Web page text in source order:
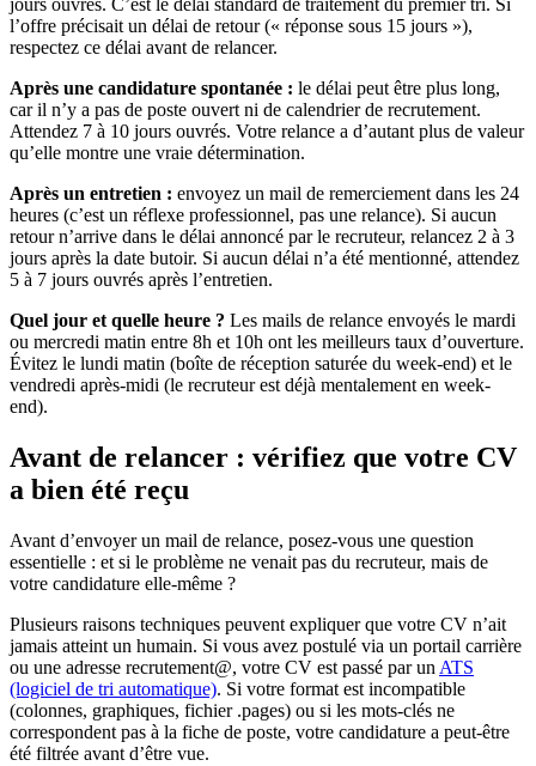
jours ouvrés. C’est le délai standard de traitement du premier tri. Si
l’offre précisait un délai de retour (« réponse sous 15 jours »),
respectez ce délai avant de relancer.
Après une candidature spontanée : le délai peut être plus long,
car il n’y a pas de poste ouvert ni de calendrier de recrutement.
Attendez 7 à 10 jours ouvrés. Votre relance a d’autant plus de valeur
qu’elle montre une vraie détermination.
Après un entretien : envoyez un mail de remerciement dans les 24
heures (c’est un réflexe professionnel, pas une relance). Si aucun
retour n’arrive dans le délai annoncé par le recruteur, relancez 2 à 3
jours après la date butoir. Si aucun délai n’a été mentionné, attendez
5 à 7 jours ouvrés après l’entretien.
Quel jour et quelle heure ? Les mails de relance envoyés le mardi
ou mercredi matin entre 8h et 10h ont les meilleurs taux d’ouverture.
Évitez le lundi matin (boîte de réception saturée du week-end) et le
vendredi après-midi (le recruteur est déjà mentalement en week-
end).
Avant de relancer : vérifiez que votre CV
a bien été reçu
Avant d’envoyer un mail de relance, posez-vous une question
essentielle : et si le problème ne venait pas du recruteur, mais de
votre candidature elle-même ?
Plusieurs raisons techniques peuvent expliquer que votre CV n’ait
jamais atteint un humain. Si vous avez postulé via un portail carrière
ou une adresse recrutement@, votre CV est passé par un ATS
(logiciel de tri automatique). Si votre format est incompatible
(colonnes, graphiques, fichier .pages) ou si les mots-clés ne
correspondent pas à la fiche de poste, votre candidature a peut-être
été filtrée avant d’être vue.